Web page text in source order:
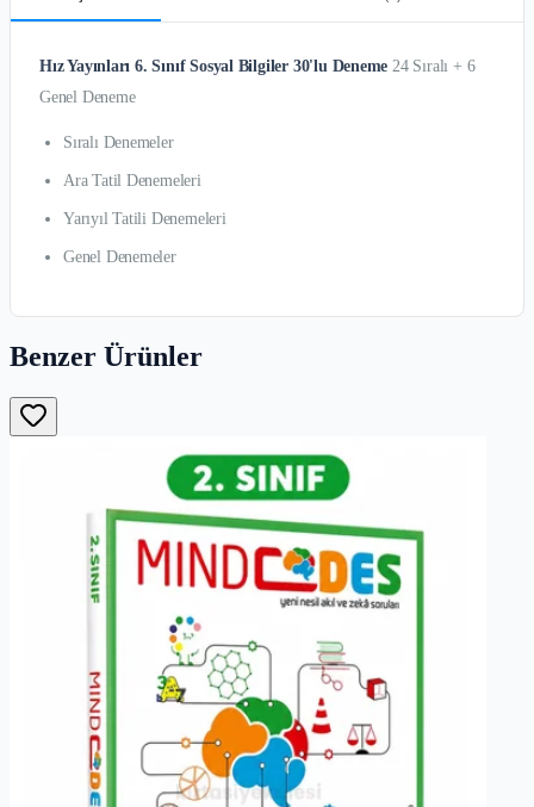
Hız Yayınları 6. Sınıf Sosyal Bilgiler 30'lu Deneme 24 Sıralı + 6
Genel Deneme
Sıralı Denemeler
Ara Tatil Denemeleri
Yarıyıl Tatili Denemeleri
Genel Denemeler
Benzer Ürünler